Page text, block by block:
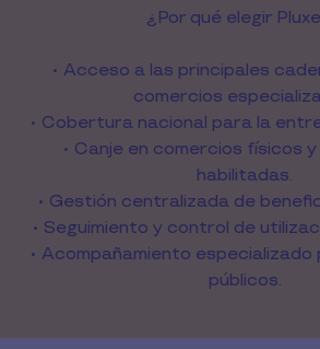
¿Por qué elegir
• Acceso a las principales
comercios
• Cobertura nacional para la
• Canje en comercios físicos
habilitadas.
• Gestión centralizada de
• Seguimiento y control de
• Acompañamiento especializado
públicos.